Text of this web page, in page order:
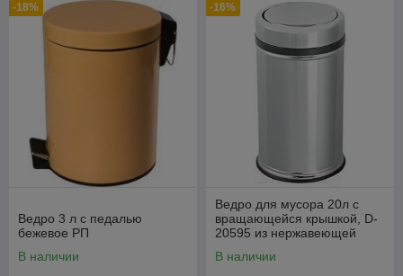
-18%
Ведро 3 л с педалью
бежевое РП
В наличии
-16%
Ведро для мусора 20л с
вращающейся крышкой, D-
20595 из нержавеющей
В наличии